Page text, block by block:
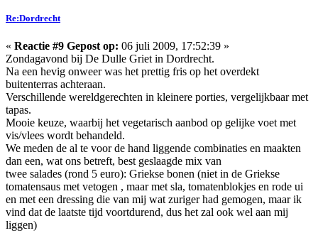
Re:Dordrecht
« Reactie #9 Gepost op: 06 juli 2009, 17:52:39 »
Zondagavond bij De Dulle Griet in Dordrecht.
Na een hevig onweer was het prettig fris op het overdekt
buitenterras achteraan.
Verschillende wereldgerechten in kleinere porties, vergelijkbaar met
tapas.
Mooie keuze, waarbij het vegetarisch aanbod op gelijke voet met
vis/vlees wordt behandeld.
We meden de al te voor de hand liggende combinaties en maakten
dan een, wat ons betreft, best geslaagde mix van
twee salades (rond 5 euro): Griekse bonen (niet in de Griekse
tomatensaus met vetogen , maar met sla, tomatenblokjes en rode ui
en met een dressing die van mij wat zuriger had gemogen, maar ik
vind dat de laatste tijd voortdurend, dus het zal ook wel aan mij
liggen)